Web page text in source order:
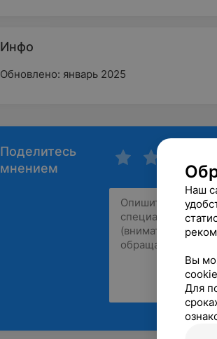
Инфо
Обновлено: январь 2025
Поделитесь
мнением
Наш
Вы
Для